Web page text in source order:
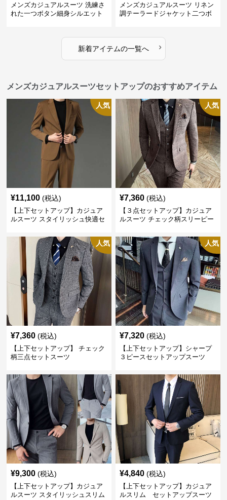
メンズカジュアルスーツ 洗練さ
れた一つボタン細身シルエット
メンズカジュアルスーツ リネン
調テーラードジャケット二つボ
新着アイテムの一覧へ ›
メンズカジュアルスーツセットアップのおすすめアイテム
人気
¥11,100 (税込)
【上下セットアップ】カジュア
ルスーツ スタイリッシュ快適セ
人気
¥7,360 (税込)
【３点セットアップ】カジュア
ルスーツ チェック柄スリーピー
人気
¥7,360 (税込)
【上下セットアップ】 チェック
柄三点セットスーツ
人気
¥7,320 (税込)
【上下セットアップ】シャープ
３ピースセットアップスーツ
¥9,300 (税込)
【上下セットアップ】カジュア
ルスーツ スタイリッシュスリム
¥4,840 (税込)
【上下セットアップ】カジュア
ルスリム セットアップスーツ